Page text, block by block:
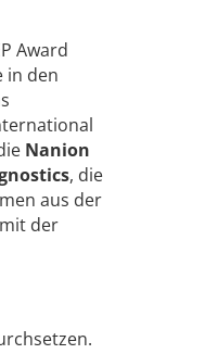
Award
in den
Nanion
, die
aus der
mit der